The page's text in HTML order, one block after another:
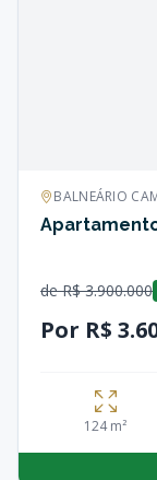
BALNEÁRIO
de R$ 3.900.000
Por R$
124 m²